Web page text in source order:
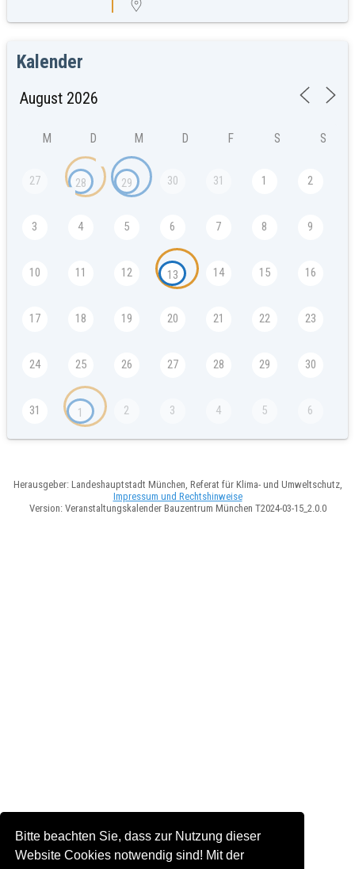
Bitte beachten Sie, dass zur Nutzung dieser
Website Cookies notwendig sind! Mit der
Kalender
M D M D F S S
27 28 29 30 31 1 2
3 4 5 6 7 8 9
10 11 12 13 14 15 16
17 18 19 20 21 22 23
24 25 26 27 28 29 30
31 1 2 3 4 5 6
Herausgeber: Landeshauptstadt München, Referat für Klima- und Umweltschutz,
Impressum und Rechtshinweise
Version: Veranstaltungskalender Bauzentrum München T2024-03-15_2.0.0